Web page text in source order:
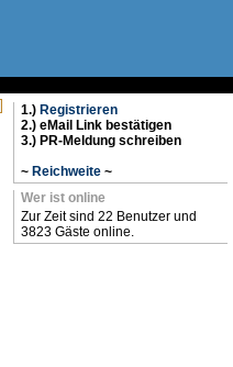
1.) Registrieren
2.) eMail Link bestätigen
3.) PR-Meldung schreiben
~ Reichweite ~
Wer ist online
Zur Zeit sind 22 Benutzer und
3823 Gäste online.